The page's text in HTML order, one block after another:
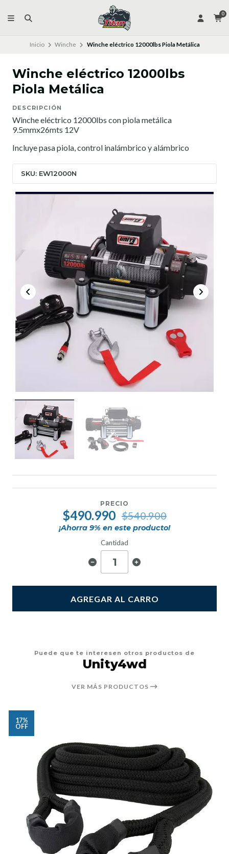
0
Inicio Winche Winche eléctrico 12000lbs Piola Metálica
Winche eléctrico 12000lbs
Piola Metálica
DESCRIPCIÓN
Winche eléctrico 12000lbs con piola metálica
9.5mmx26mts 12V
Incluye pasa piola, control inalámbrico y alámbrico
SKU: EW12000N
PRECIO
$490.990 $540.900
¡Ahorra 9% en este producto!
Cantidad
AGREGAR AL CARRO
Puede que te interesen otros productos de
Unity4wd
VER MÁS PRODUCTOS
17%
OFF